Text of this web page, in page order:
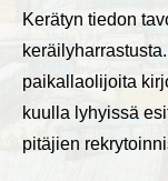
Kerätyn tiedon
paikallaolijoita
kuulla lyhyissä
pitäjien